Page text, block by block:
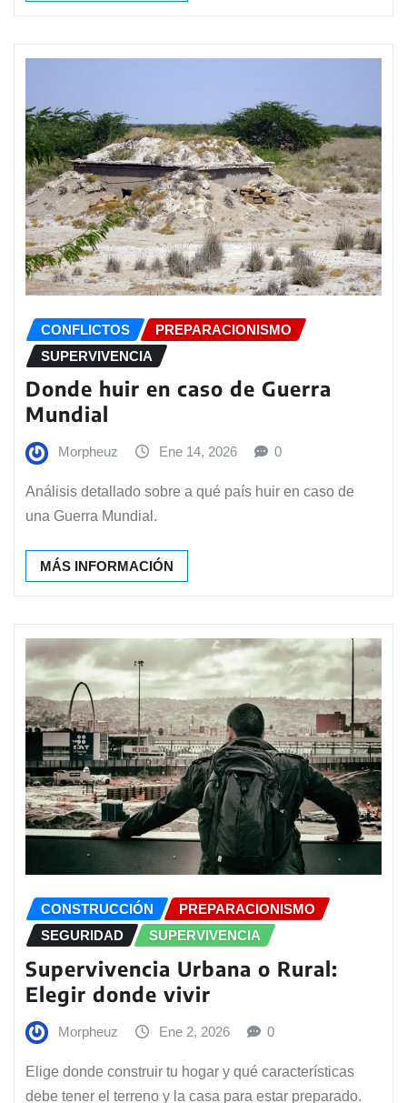
CONFLICTOS
PREPARACIONISMO
SUPERVIVENCIA
Donde huir en caso de Guerra
Mundial
Morpheuz Ene 14, 2026 0
Análisis detallado sobre a qué país huir en caso de
una Guerra Mundial.
MÁS INFORMACIÓN
CONSTRUCCIÓN
PREPARACIONISMO
SEGURIDAD
SUPERVIVENCIA
Supervivencia Urbana o Rural:
Elegir donde vivir
Morpheuz Ene 2, 2026 0
Elige donde construir tu hogar y qué características
debe tener el terreno y la casa para estar preparado.